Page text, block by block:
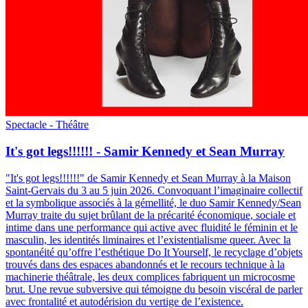
Spectacle - Théâtre
It's got legs!!!!!! - Samir Kennedy et Sean Murray
"It's got legs!!!!!!" de Samir Kennedy et Sean Murray à la Maison
Saint-Gervais du 3 au 5 juin 2026. Convoquant l’imaginaire collectif
et la symbolique associés à la gémellité, le duo Samir Kennedy/Sean
Murray traite du sujet brûlant de la précarité économique, sociale et
intime dans une performance qui active avec fluidité le féminin et le
masculin, les identités liminaires et l’existentialisme queer. Avec la
spontanéité qu’offre l’esthétique Do It Yourself, le recyclage d’objets
trouvés dans des espaces abandonnés et le recours technique à la
machinerie théâtrale, les deux complices fabriquent un microcosme
brut. Une revue subversive qui témoigne du besoin viscéral de parler
avec frontalité et autodérision du vertige de l’existence.